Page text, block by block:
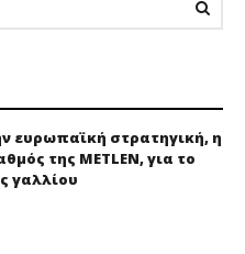
ευρωπαϊκή στρατηγική, η
της METLEN, για το
γαλλίου